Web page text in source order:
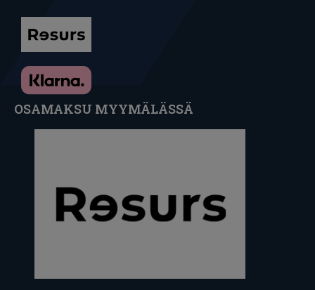
OSAMAKSU MYYMÄLÄSSÄ